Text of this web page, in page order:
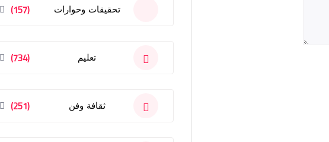
تحقيقات وحوارات (157)
تعليم (734)
ثقافة وفن (251)